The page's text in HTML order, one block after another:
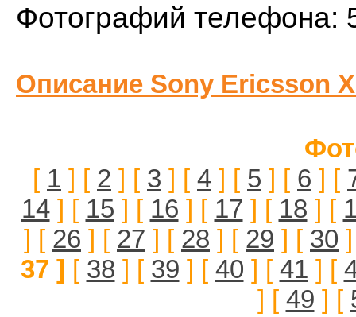
Фотографий телефона:
Описание Sony Ericsson
[ 1 ] [ 2 ] [ 3 ] [ 4 ] [ 5 ] [ 6 ] [
14] [ 15 ] [ 16 ] [ 17 ] [ 18 ] [
] [ 26 ] [ 27 ] [ 28 ] [ 29 ] [ 30
37 ] [ 38 ] [ 39 ] [ 40 ] [ 41 ] [
] [ 49 ] [